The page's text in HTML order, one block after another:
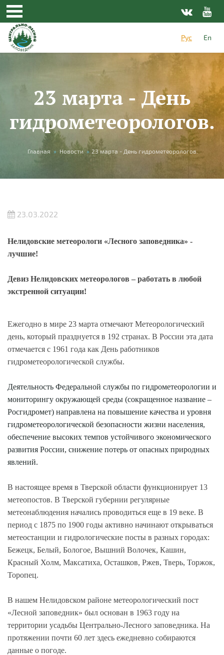
Перейти к основному содержанию
Рус
En
23 марта - День
гидрометеорологов.
Вы здесь
Главная » Новости » 23 марта - День гидрометеорологов.
23.03.2022
Нелидовские метеорологи «Лесного заповедника» -
лучшие!
Девиз Нелидовских метеорологов – работать в любой
экстренной ситуации!
Ежегодно в мире 23 марта отмечают Метеорологический
день, который празднуется в 192 странах. В России эта дата
отмечается с 1961 года как День работников
гидрометеорологической службы.
Деятельность Федеральной службы по гидрометеорологии и
мониторингу окружающей среды (сокращенное название –
Росгидромет) направлена на повышение качества и уровня
гидрометеорологической безопасности жизни населения,
обеспечение высоких темпов устойчивого экономического
развития России, снижение потерь от опасных природных
явлений.
В настоящее время в Тверской области функционирует 13
метеопостов. В Тверской губернии регулярные
метеонаблюдения начались проводиться еще в 19 веке. В
период с 1875 по 1900 годы активно начинают открываться
метеостанции и гидрологические посты в разных городах:
Бежецк, Белый, Бологое, Вышний Волочек, Кашин,
Красный Холм, Максатиха, Осташков, Ржев, Тверь, Торжок,
Торопец.
В нашем Нелидовском районе метеорологический пост
«Лесной заповедник» был основан в 1963 году на
территории усадьбы Центрально-Лесного заповедника. На
протяжении почти 60 лет здесь ежедневно собираются
данные о погоде.